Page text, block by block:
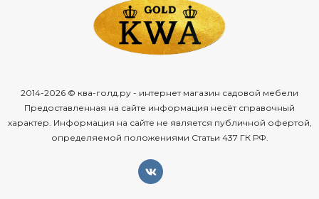
2014-2026 © ква-голд.ру - интернет магазин садовой мебели
Предоставленная на сайте информация несёт справочный
характер. Информация на сайте не является публичной офертой,
определяемой положениями Статьи 437 ГК РФ.